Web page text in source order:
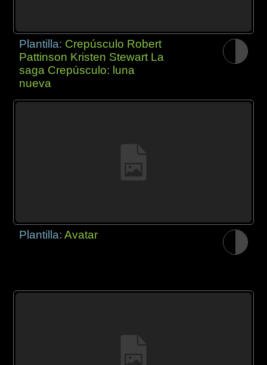
Plantilla: Crepúsculo Robert
Pattinson Kristen Stewart La
saga Crepúsculo: luna
nueva
Plantilla:Avatar